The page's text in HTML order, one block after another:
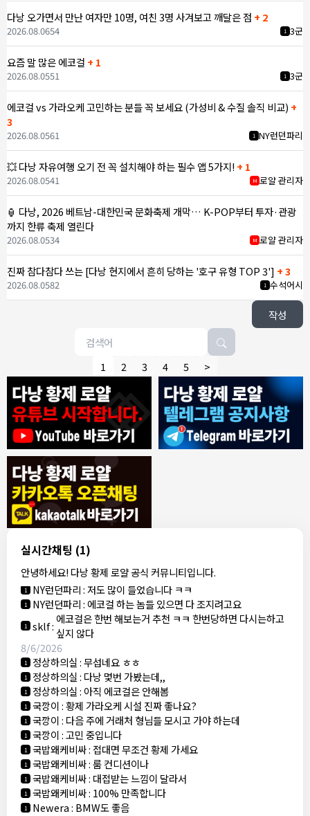
실시간채팅 (1)
안녕하세요! 다낭 황제 로얄 공식 커뮤니티입니다.
8/4/2026
1 모기한테물림:여기도 문의해보면 바로 알려줌
1 모기한테물림:정찰가보다 쌀수 없음
1 결혼안해:ㄹㅇ 팩트 ㅋㅋㅋㅋ
결혼안해:ㄹㅇ 팩트 ㅋㅋㅋㅋ
8/5/2026
NY런던파리 :다낭 에코걸 여기서 예약 가능한가요?
1 3군:에코걸 좀 조심 하는게 좋음
1 NY런던파리:저도 많이 들었습니다 ㅋㅋ
1 NY런던파리: 에코걸 하는 놈들 있으면 다 조지려고요
1 sklf: 에코걸은 한번 해보는거 추천 ㅋㅋ 한번당하면 다시는하고
싶지 않다
8/6/2026
1 정상하의실:무섭네요 ㅎㅎ
1 정상하의실: 다낭 몇번 가봤는데,,
1 정상하의실: 아직 에코걸은 안해봄
1 국깡이:황제 가라오케 시설 진짜 좋나요?
1 국깡이: 다음 주에 거래처 형님들 모시고 가야 하는데
1 국깡이:고민 중입니다
1 국밥왜케비싸: 접대면 무조건 황제 가세요
1 국밥왜케비싸:룸 컨디션이나
1 국밥왜케비싸: 대접받는 느낌이 달라서
1 국밥왜케비싸: 100% 만족합니다
1 Newera: BMW도 좋음
다낭 오가면서 만난 여자만 10명, 여친 3명 사겨보고 깨달은 점 + 2
1 3군
2026.08.0654
요즘 말 많은 에코걸 + 1
1 3군
2026.08.0551
에코걸 vs 가라오케 고민하는 분들 꼭 보세요 (가성비 & 수질 솔직 비교) +
3
1 NY런던파리
2026.08.0561
💥 다낭 자유여행 오기 전 꼭 설치해야 하는 필수 앱 5가지! + 1
M 로얄 관리자
2026.08.0541
🏮 다낭, 2026 베트남-대한민국 문화축제 개막… K-POP부터 투자·관광
까지 한류 축제 열린다
M 로얄 관리자
2026.08.0534
진짜 참다참다 쓰는 [다낭 현지에서 흔히 당하는 '호구 유형 TOP 3'] + 3
1 수석어시
2026.08.0582
작성
1 2 3 4 5 >